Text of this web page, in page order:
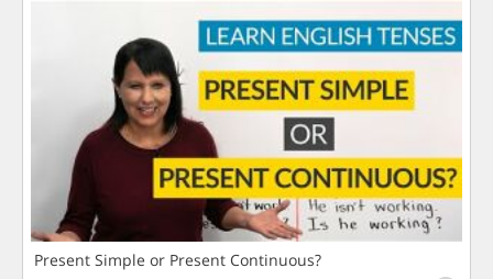
Present Simple or Present Continuous?